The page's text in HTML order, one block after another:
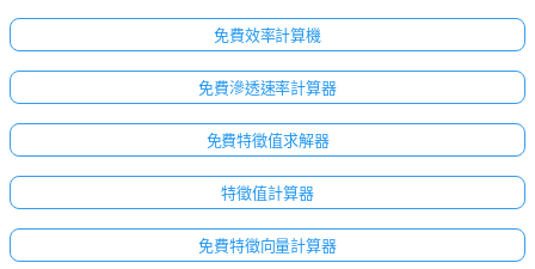
免費效率計算機
免費滲透速率計算器
免費特徵值求解器
特徵值計算器
免費特徵向量計算器